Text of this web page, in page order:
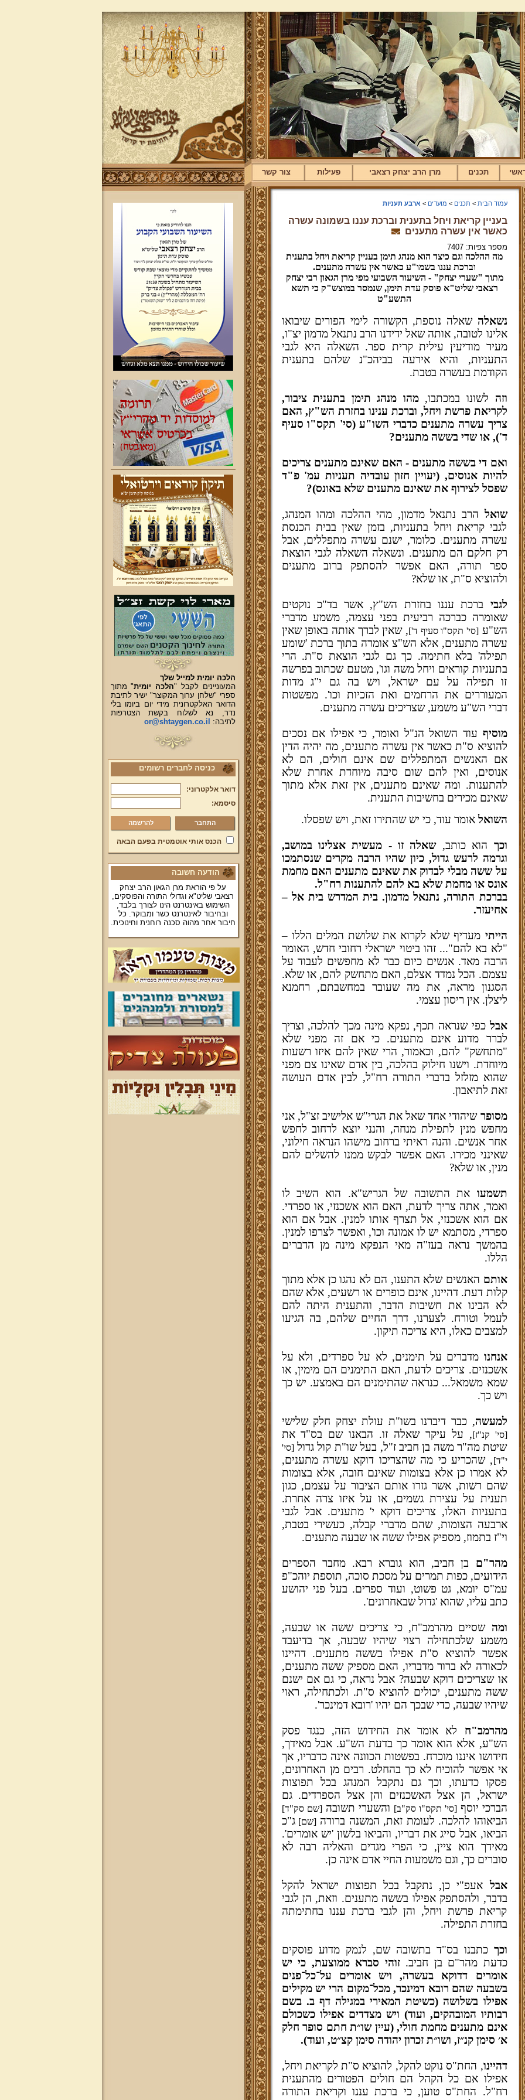
תכנים מרן הרב יצחק רצאבי פעילות צור קשר
עמוד הבית > תכנים > מועדים > ארבע תעניות
בעניין קריאת ויחל בתענית וברכת עננו בשמונה עשרה
כאשר אין עשרה מתענים
מספר צפיות: 7407
מה ההלכה וגם כיצד הוא מנהג תימן בעניין קריאת ויחל בתענית
וברכת עננו בשמו"ע כאשר אין עשרה מתענים.
מתוך "שערי יצחק" - השיעור השבועי מפי מרן הגאון רבי יצחק
רצאבי שליט"א פוסק עדת תימן, שנמסר במוצש"ק כי תשא
התשע"ט
נשאלה שאלה נוספת, הקשורה לימי הפורים שיבואו
אלינו לטובה, אותה שאל ידידנו הרב נתנאל מדמון יצ"ו,
מעיר מודיעין עילית קרית ספר. השאלה היא לגבי
התעניות, והיא אירעה בביהכ"נ שלהם בתענית
הקודמת בעשרה בטבת.
וזה לשונו במכתבו,מהו מנהג תימן בתענית ציבור,
לקריאת פרשת ויחל, וברכת ענינו בחזרת הש"ץ, האם
צריך עשרה מתענים כדברי השו"ע (סי' תקס"ו סעיף
ד'), או שדי בששה מתענים?
ואם די בששה מתענים - האם שאינם מתענים צריכים
להיות אנוסים, (יעויין חזון עובדיה תעניות עמ' פ"ד
שפסל לצירוף את שאינם מתענים שלא באונס)?
שואל הרב נתנאל מדמון, מהי ההלכה ומהו המנהג,
לגבי קריאת ויחל בתעניות, בזמן שאין בבית הכנסת
עשרה מתענים. כלומר, ישנם עשרה מתפללים, אבל
רק חלקם הם מתענים. ונשאלה השאלה לגבי הוצאת
ספר תורה, האם אפשר להסתפק ברוב מתענים
ולהוציא ס"ת, או שלא?
לגבי ברכת עננו בחזרת הש"ץ, אשר בד"כ נוקטים
שאומרה כברכה רביעית בפני עצמה, משמע מדברי
הש"ע[סי' תקס"ו סעיף ד'], שאין לברך אותה באופן שאין
עשרה מתענים, אלא הש"צ אומרה בתוך ברכת 'שומע
תפילה' בלא חתימה. כך גם לגבי הוצאת ס"ת. הרי
בתעניות קוראים ויחל משה וגו', מטעם שכתוב בפרשה
זו תפילה על עם ישראל, ויש בה גם י"ג מדות
המעוררים את הרחמים ואת הזכיות וכו'. מפשטות
דברי הש"ע משמע, שצריכים עשרה מתענים.
מוסיף עוד השואל הנ"ל ואומר, כי אפילו אם נסכים
להוציא ס"ת כאשר אין עשרה מתענים, מה יהיה הדין
אם האנשים המתפללים שם אינם חולים, הם לא
אנוסים, ואין להם שום סיבה מיוחדת אחרת שלא
להתענות. ומה שאינם מתענים, אין זאת אלא מתוך
שאינם מכירים בחשיבות התענית.
השואל אומר עוד, כי יש שהתירו זאת, ויש שפסלו.
וכך הוא כותב,שאלה זו - מעשית אצלינו במושב,
וגרמה לרעש גדול, כיון שהיו הרבה מקרים שנסתמכו
על ששה מבלי לבדוק את שאינם מתענים האם מחמת
אונס או מחמת שלא בא להם להתענות רח"ל.
בברכת התורה, נתנאל מדמון. בית המדרש בית אל –
אחיעזר.
הייתי מעדיף שלא לקרוא את שלושת המלים הללו –
"לא בא להם"... זהו ביטוי ישראלי רחובי חדש, האומר
הרבה מאד. אנשים כיום כבר לא מחפשים לעבוד על
עצמם. הכל נמדד אצלם, האם מתחשק להם, או שלא.
הסגנון מראה, את מה שעובר במחשבתם, רחמנא
ליצלן. אין ריסון עצמי.
אבל כפי שנראה תכף, נפקא מינה מכך להלכה, וצריך
לברר מדוע אינם מתענים. כי אם זה מפני שלא
"מתחשק" להם, וכאמור, הרי שאין להם איזו רשעות
מיוחדת. וישנו חילוק בהלכה, בין אדם שאינו צם מפני
שהוא מזלזל בדברי התורה רח"ל, לבין אדם העושה
זאת לתיאבון.
מסופר שיהודי אחד שאל את הגרי"ש אלישיב זצ"ל, אני
מחפש מנין לתפילת מנחה, והנני יוצא לרחוב לחפש
אחר אנשים. והנה ראיתי ברחוב מישהו הנראה חילוני,
שאינני מכירו. האם אפשר לבקש ממנו להשלים להם
מנין, או שלא?
תשמעו את התשובה של הגריש"א. הוא השיב לו
ואמר, אתה צריך לדעת, האם הוא אשכנזי, או ספרדי.
אם הוא אשכנזי, אל תצרף אותו למנין. אבל אם הוא
ספרדי, מסתמא יש לו אמונה וכו', ואפשר לצרפו למנין.
בהמשך נראה בעז"ה מאי הנפקא מינה מן הדברים
הללו.
אותם האנשים שלא התענו, הם לא נהגו כן אלא מתוך
קלות דעת. דהיינו, אינם כופרים או רשעים, אלא שהם
לא הבינו את חשיבות הדבר, והתענית היתה להם
לעמל וטורח. לצערנו, דרך החיים שלהם, בה הגיעו
למצבים כאלו, היא צריכה תיקון.
אנחנו מדברים על תימנים, לא על ספרדים, ולא על
אשכנזים. צריכים לדעת, האם התימנים הם מימין, או
שמא משמאל... כנראה שהתימנים הם באמצע. יש כך
ויש כך.
למעשה, כבר דיברנו בשו"ת עולת יצחק חלק שלישי
[סי' קנ"ז], על עיקר שאלה זו. הבאנו שם בס"ד את
שיטת מה"ר משה בן חביב ז"ל, בעל שו"ת קול גדול[סי'
י"ד], שהכריע כי מה שהצריכו דוקא עשרה מתענים,
לא אמרו כן אלא בצומות שאינם חובה, אלא בצומות
שהם רשות, אשר גזרו אותם הציבור על עצמם, כגון
תענית על עצירת גשמים, או על איזו צרה אחרת.
בתעניות האלו, צריכים דוקא י' מתענים. אבל לגבי
ארבעה הצומות, שהם מדברי קבלה, כעשירי בטבת,
וי"ז בתמוז, מספיק אפילו ששה או שבעה מתענים.
מהר"ם בן חביב, הוא גוברא רבא. מחבר הספרים
הידועים, כפות תמרים על מסכת סוכה, תוספת יוהכ"פ
עמ"ס יומא, גט פשוט, ועוד ספרים. בעל פני יהושע
כתב עליו, שהוא 'גדול שבאחרונים'.
ומה שסיים מהרמב"ח, כי צריכים ששה או שבעה,
משמע שלכתחילה רצוי שיהיו שבעה, אך בדיעבד
אפשר להוציא ס"ת אפילו בששה מתענים. דהיינו
לכאורה לא ברור מדבריו, האם מספיק ששה מתענים,
או שצריכים דוקא שבעה? אבל נראה, כי גם אם ישנם
ששה מתענים, יכולים להוציא ס"ת. ולכתחילה, ראוי
שיהיו שבעה, כדי שבכך הם יהיו 'רובא דמינכר'.
מהרמב"ח לא אומר את החידוש הזה, כנגד פסק
הש"ע, אלא הוא אומר כך בדעת הש"ע. אבל מאידך,
חידושו איננו מוכרח. בפשטות הכוונה אינה כדבריו, אך
אי אפשר להוכיח לא כך בהחלט. רבים מן האחרונים,
פסקו כדעתו, וכך גם נתקבל המנהג בכל תפוצות
ישראל, הן אצל האשכנזים והן אצל הספרדים. גם
הברכי יוסף[סי' תקס"ו סק"ב] והשערי תשובה[שם סק"ד]
הביאוהו להלכה. לעומת זאת, המשנה ברורה[שם]ג"כ
הביאו, אבל סייג את דבריו, והביאו בלשון 'יש אומרים'.
מאידך הוא ציין, כי הפרי מגדים והאליה רבה לא
סוברים כך, וגם משמעות החיי אדם אינה כן.
אבל אעפ"י כן, נתקבל בכל תפוצות ישראל להקל
בדבר, ולהסתפק אפילו בששה מתענים. וזאת, הן לגבי
קריאת פרשת ויחל, והן לגבי ברכת עננו בחתימתה
בחזרת התפילה.
וכך כתבנו בס"ד בתשובה שם, לנמק מדוע פוסקים
כדעת מהר"ם בן חביב.זוהי סברא ממוצעת, כי יש
אומרים דדוקא בעשרה, ויש אומרים על־כל־פנים
בשבעה שהם רובא דמינכר, מכל־מקום הרי יש מקילים
אפילו בשלושה (כשיטת המאירי במגילה דף ב. בשם
רבותיו המובהקים, ועוד) ויש מצדדים אפילו כשכולם
אינם מתענים מחמת חולי, (עיין שו״ת חתם סופר חלק
א׳ סימן קנ״ז, ושו״ת זכרון יהודה סימן קצ״ט, ועוד).
דהיינו, החת"ס נוקט להקל, להוציא ס"ת לקריאת ויחל,
אפילו אם כל הקהל הם חולים הפטורים מהתענית
רח"ל. החת"ס טוען, כי ברכת עננו וקריאת התורה
הלכה יומית למייל שלך
המעוניינים לקבל "הלכה יומית" מתוך
ספרי "שלחן ערוך המקוצר" ישיר לתיבת
הדואר האלקטרונית מידי יום ביומו בלי
נדר, נא לשלוח בקשת הצטרפות
לתיבה:
or@shtaygen.co.il
כניסה לחברים רשומים
דואר אלקטרוני:
סיסמא:
להרשמה
הכנס אותי אוטמטית בפעם הבאה
הודעה חשובה
על פי הוראת מרן הגאון הרב יצחק
רצאבי שליט"א וגדולי התורה והפוסקים,
השימוש באינטרנט הינו לצורך בלבד,
ובחיבור לאינטרנט כשר ומבוקר. כל
חיבור אחר מהוה סכנה רוחנית וחינוכית.